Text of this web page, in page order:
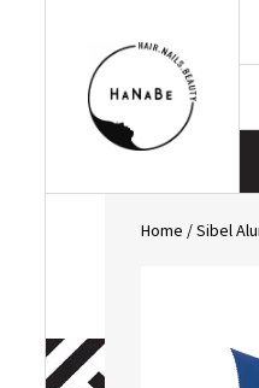
Home /Sibel